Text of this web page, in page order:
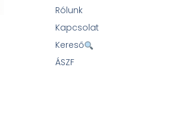
Rólunk
Kapcsolat
Kereső
ÁSZF